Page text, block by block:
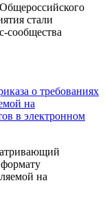
стали
сообщества
о требованиях
на
в электронном
на